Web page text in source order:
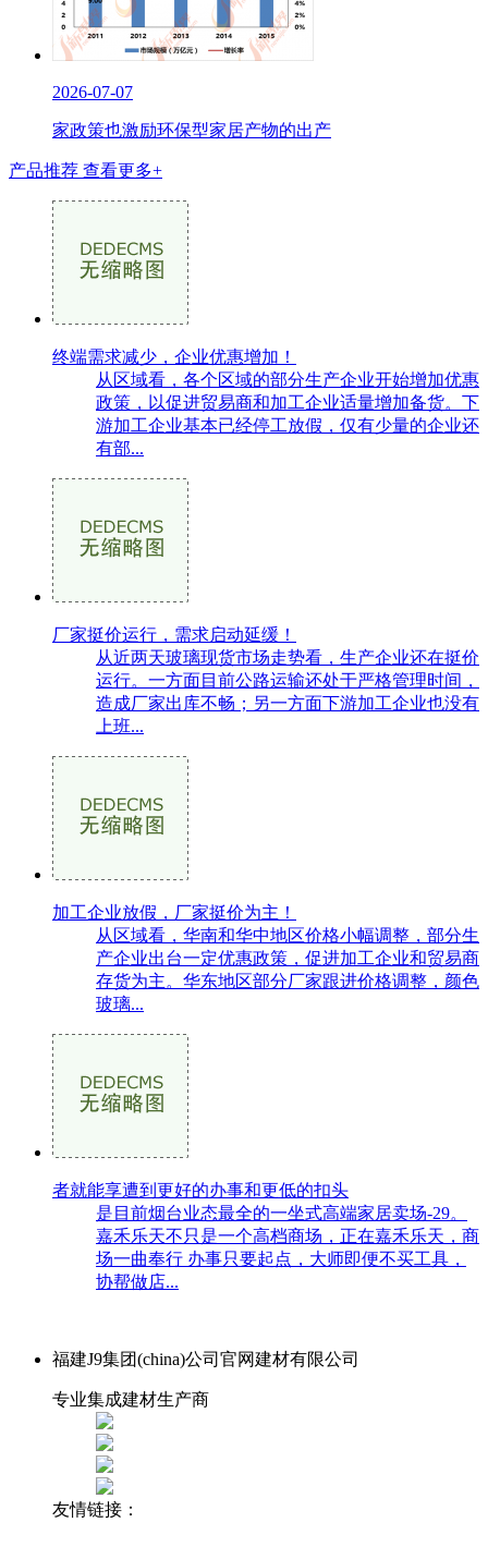
2026-07-07
家政策也激励环保型家居产物的出产
产品推荐 查看更多+
终端需求减少，企业优惠增加！
从区域看，各个区域的部分生产企业开始增加优惠
政策，以促进贸易商和加工企业适量增加备货。下
游加工企业基本已经停工放假，仅有少量的企业还
有部...
厂家挺价运行，需求启动延缓！
从近两天玻璃现货市场走势看，生产企业还在挺价
运行。一方面目前公路运输还处于严格管理时间，
造成厂家出库不畅；另一方面下游加工企业也没有
上班...
加工企业放假，厂家挺价为主！
从区域看，华南和华中地区价格小幅调整，部分生
产企业出台一定优惠政策，促进加工企业和贸易商
存货为主。华东地区部分厂家跟进价格调整，颜色
玻璃...
者就能享遭到更好的办事和更低的扣头
是目前烟台业态最全的一坐式高端家居卖场-29。
嘉禾乐天不只是一个高档商场，正在嘉禾乐天，商
场一曲奉行 办事只要起点，大师即便不买工具，
协帮做店...
福建J9集团(china)公司官网建材有限公司
专业集成建材生产商
友情链接：